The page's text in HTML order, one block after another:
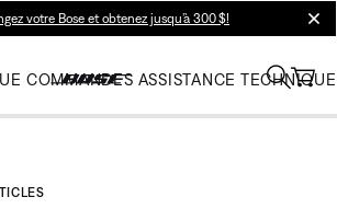
votre Bose et obtenez jusqu’à 300 $!
COMMANDES ASSISTANCE TECHNIQUE